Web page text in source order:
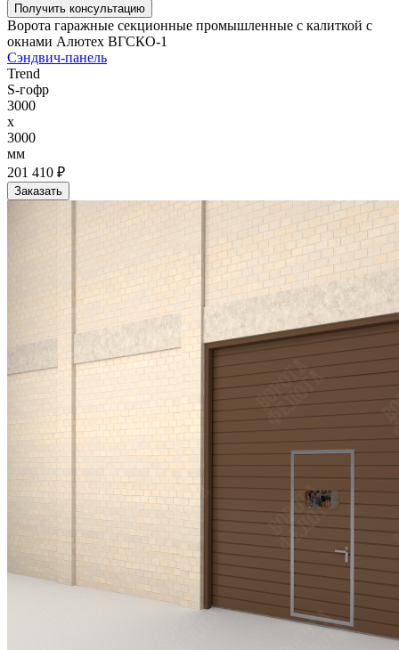
Получить консультацию
Ворота гаражные секционные промышленные с калиткой с
окнами Алютех ВГСКО-1
Сэндвич-панель
Trend
S-гофр
3000
x
3000
мм
201 410 ₽
Заказать